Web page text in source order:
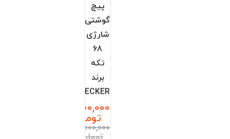
پیچ
گوشتی
شارژی
68
تکه
برند
BLACK+DECKER
12,600,000
تومان
21,000,000